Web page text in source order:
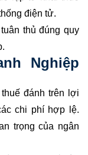
điện tử.
thủ đúng quy
Nghiệp
đánh trên lợi
chi phí hợp lệ.
trọng của ngân